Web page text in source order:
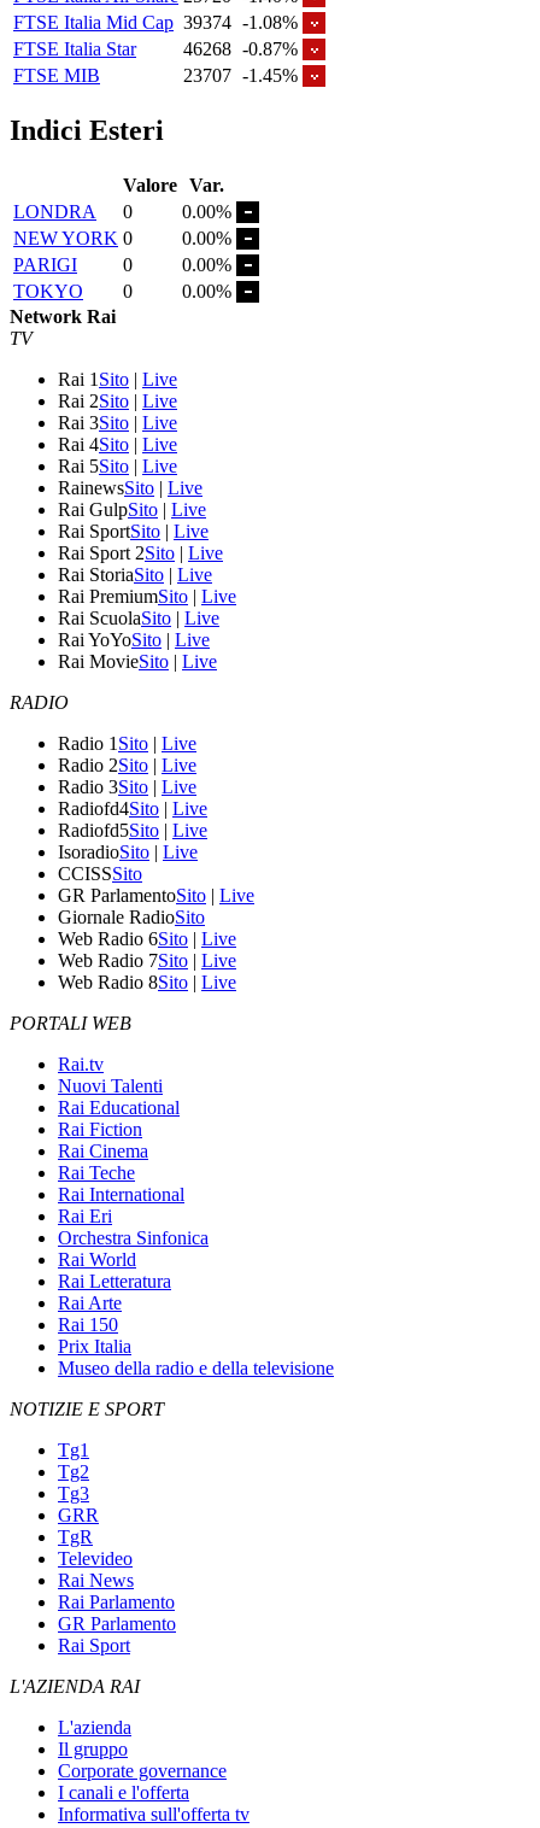
FTSE Italia Mid Cap 39374 -1.08%
FTSE Italia Star
46268 -0.87%
FTSE MIB
23707 -1.45%
Indici Esteri
Valore Var.
LONDRA
0
0.00%
NEW YORK 0
0.00%
PARIGI
0
0.00%
TOKYO
0
0.00%
Network Rai
TV
Rai 1 Sito | Live
Rai 2Sito | Live
Rai 3Sito | Live
Rai 4Sito | Live
Rai 5Sito | Live
RainewsSito | Live
Rai GulpSito | Live
Rai SportSito | Live
Rai Sport 2Sito | Live
Rai StoriaSito | Live
Rai PremiumSito | Live
Rai ScuolaSito | Live
Rai YoYoSito | Live
Rai MovieSito | Live
RADIO
Radio 1 Sito | Live
Radio 2Sito | Live
Radio 3Sito | Live
Radiofd4Sito | Live
Radiofd5Sito | Live
IsoradioSito | Live
CCISSSito
GR ParlamentoSito | Live
Giornale RadioSito
Web Radio 6Sito | Live
Web Radio 7Sito | Live
Web Radio 8Sito | Live
PORTALI WEB
Rai.tv
Nuovi Talenti
Rai Educational
Rai Fiction
Rai Cinema
Rai Teche
Rai International
Rai Eri
Orchestra Sinfonica
Rai World
Rai Letteratura
Rai Arte
Rai 150
Prix Italia
Museo della radio e della televisione
NOTIZIE E SPORT
Tg1
Tg2
Tg3
GRR
TgR
Televideo
Rai News
Rai Parlamento
GR Parlamento
Rai Sport
L'AZIENDA RAI
L'azienda
Il gruppo
Corporate governance
I canali e l'offerta
Informativa sull'offerta tv